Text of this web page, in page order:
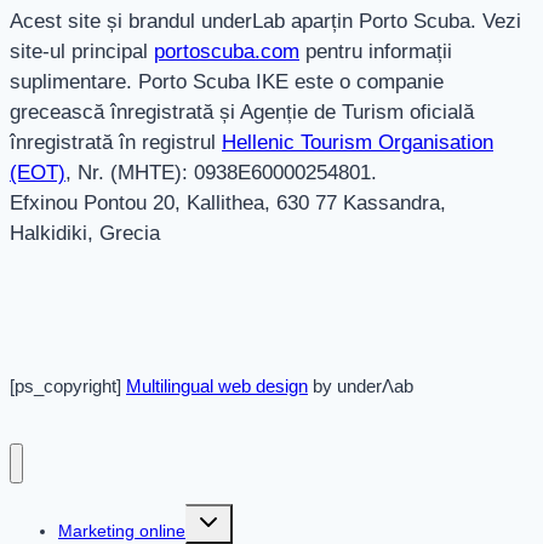
Acest site și brandul underLab aparțin Porto Scuba. Vezi
site-ul principal portoscuba.com pentru informații
suplimentare. Porto Scuba IKE este o companie
grecească înregistrată și Agenție de Turism oficială
înregistrată în registrul
Hellenic Tourism Organisation
(EOT), Nr. (MHTE): 0938E60000254801.
Efxinou Pontou 20, Kallithea, 630 77 Kassandra,
Halkidiki, Grecia
[ps_copyright] Multilingual web design by underΛab
Marketing online
Toggle
child